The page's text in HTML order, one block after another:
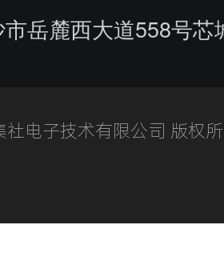
岳麓西大道558号芯
电子技术有限公司 版权所